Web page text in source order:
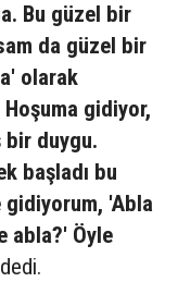
Bu güzel bir
da güzel bir
olarak
gidiyor,
bir duygu.
başladı bu
'Abla
abla?' Öyle
dedi.